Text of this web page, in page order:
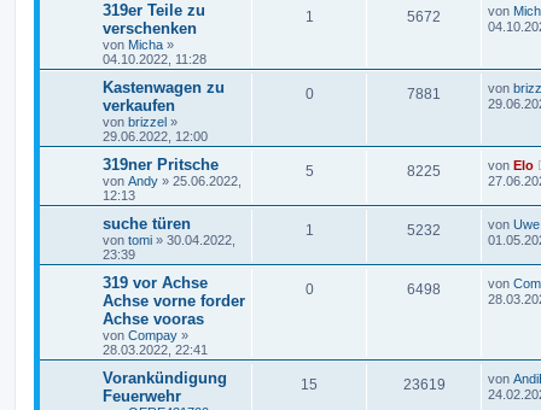
319er Teile zu
verschenken
von Micha »
04.10.2022, 11:28
1 5672 von
Kastenwagen zu
verkaufen
von brizzel »
29.06.2022, 12:00
0 7881 von
319ner Pritsche
von Andy » 25.06.2022,
12:13
5 8225 von Elo
suche türen
von tomi » 30.04.2022,
23:39
1 5232 von Uwe
319 vor Achse
Achse vorne forder
Achse vooras
von Compay »
28.03.2022, 22:41
0 6498 von
Vorankündigung
Feuerwehr
15 23619 von